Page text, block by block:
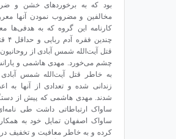
بود که به برخوردهای خشن و
مخالفین و مضروب نمودن آنها
کارنامه این گروه که به هدفی‌ها
قتل ‌آیت‌الله شمس آبادی از
به خاطر قتل ‌آیت‌الله شمس
زندانی شده و تعدادی از آنها به
شدند. مهدی هاشمی که پیش از
ساواک ارتباطاتی داشت طی
ساواک اصفهان تمایل خود به
کرده و به خاطر معافیت و تخفیف